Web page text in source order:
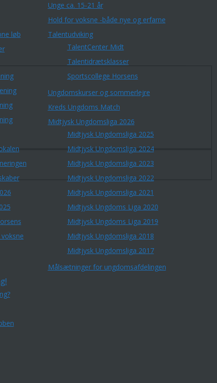
løb
Unge ca. 15-21 år
Hold for voksne -både nye og erfarne
Talentudviking
TalentCenter Midt
Talentidrætsklasser
Sportscollege Horsens
Ungdomskurser og sommerlejre
Kreds Ungdoms Match
Midtjysk Ungdomsliga 2026
Midtjysk Ungdomsliga 2025
Midtjysk Ungdomsliga 2024
Midtjysk Ungdomsliga 2023
Midtjysk Ungdomsliga 2022
Midtjysk Ungdomsliga 2021
Midtjysk Ungdoms Liga 2020
Midtjysk Ungdoms Liga 2019
Midtjysk Ungdomsliga 2018
Midtjysk Ungdomsliga 2017
Målsætninger for ungdomsafdelingen